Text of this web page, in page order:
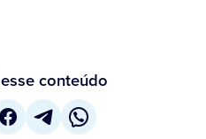
conteúdo